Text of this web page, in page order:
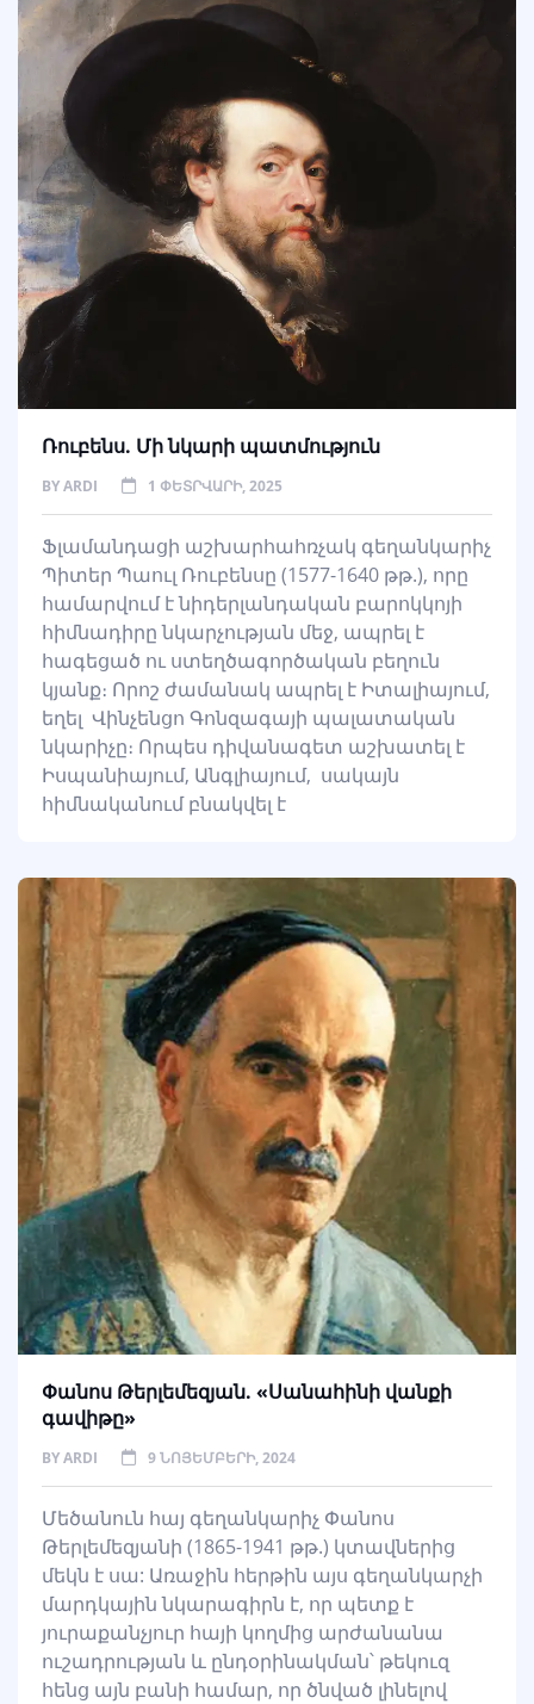
Ռուբենս. Մի նկարի պատմություն
BYARDI 1 ՓԵՏՐՎԱՐԻ, 2025
Ֆլամանդացի աշխարհահռչակ գեղանկարիչ
Պիտեր Պաուլ Ռուբենսը (1577-1640 թթ.), որը
համարվում է նիդերլանդական բարոկկոյի
հիմնադիրը նկարչության մեջ, ապրել է
հագեցած ու ստեղծագործական բեղուն
կյանք։ Որոշ ժամանակ ապրել է Իտալիայում,
եղել Վինչենցո Գոնզագայի պալատական
նկարիչը։ Որպես դիվանագետ աշխատել է
Իսպանիայում, Անգլիայում, սակայն
հիմնականում բնակվել է
Փանոս Թերլեմեզյան. «Սանահինի վանքի
գավիթը»
BYARDI 9 ՆՈՅԵՄԲԵՐԻ, 2024
Մեծանուն հայ գեղանկարիչ Փանոս
Թերլեմեզյանի (1865-1941 թթ.) կտավներից
մեկն է սա: Առաջին հերթին այս գեղանկարչի
մարդկային նկարագիրն է, որ պետք է
յուրաքանչյուր հայի կողմից արժանանա
ուշադրության և ընդօրինակման՝ թեկուզ
հենց այն բանի համար, որ ծնված լինելով